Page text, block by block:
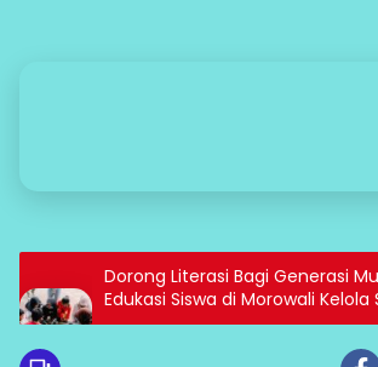
Dorong Literasi Bagi Generasi
Edukasi Siswa di Morowali Kelola
Secara Bijak pada Peringatan